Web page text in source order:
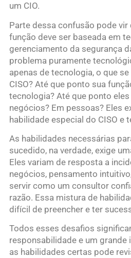
um CIO.
Parte dessa confusão pode vir
função deve ser baseada em
gerenciamento da segurança
problema puramente
apenas de tecnologia, o que
CISO? Até que ponto sua
tecnologia? Até que ponto
negócios? Em pessoas? Eles
habilidade especial do CISO e
As habilidades necessárias
sucedido, na verdade, exige
Eles variam de resposta a
negócios, pensamento
servir como um consultor
razão. Essa mistura de
difícil de preencher e ter
Todos esses desafios
responsabilidade e um grande
as habilidades certas pode